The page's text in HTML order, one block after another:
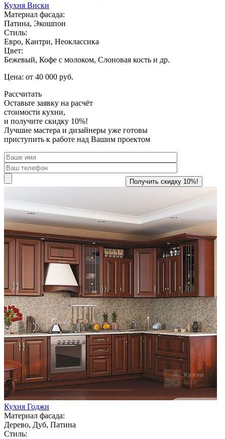
Кухня Виски
Материал фасада:
Патина, Экошпон
Стиль:
Евро, Кантри, Неоклассика
Цвет:
Бежевый, Кофе с молоком, Слоновая кость и др.
Цена: от 40 000 руб.
Рассчитать
Оставьте заявку на расчёт
стоимости кухни,
и получите скидку 10%!
Лучшие мастера и дизайнеры уже готовы
приступить к работе над Вашим проектом
Кухня Годжи
Материал фасада:
Дерево, Дуб, Патина
Стиль: